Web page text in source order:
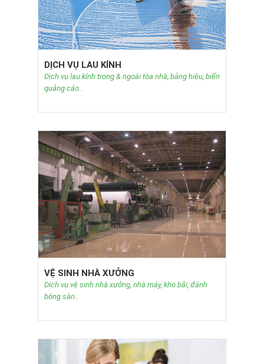
DỊCH VỤ LAU KÍNH
Dịch vụ lau kính trong & ngoài tòa nhà, bảng hiệu, biển
quảng cáo..
VỆ SINH NHÀ XƯỞNG
Dịch vụ vệ sinh nhà xưởng, nhà máy, kho bãi, đánh
bóng sàn..